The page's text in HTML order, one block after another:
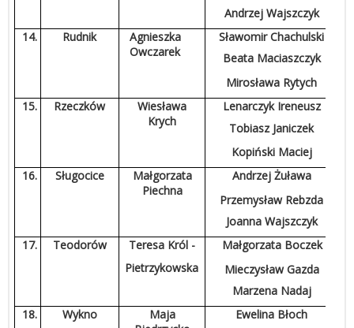
Andrzej Wajszczyk
14.
Rudnik
Agnieszka
Owczarek
Sławomir Chachulski
Beata Maciaszczyk
Mirosława Rytych
15.
Rzeczków
Wiesława
Krych
Lenarczyk Ireneusz
Tobiasz Janiczek
Kopiński Maciej
16.
Sługocice
Małgorzata
Piechna
Andrzej Żuława
Przemysław Rebzda
Joanna Wajszczyk
17.
Teodorów
Teresa Król -
Pietrzykowska
Małgorzata Boczek
Mieczysław Gazda
Marzena Nadaj
18.
Wykno
Maja
Ewelina Błoch